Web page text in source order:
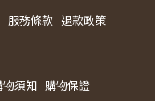
服務條款 退款政策
物須知 購物保證